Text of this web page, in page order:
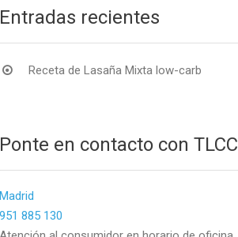
Entradas recientes
Receta de Lasaña Mixta low-carb
Ponte en contacto con TLCC
Madrid
951 885 130